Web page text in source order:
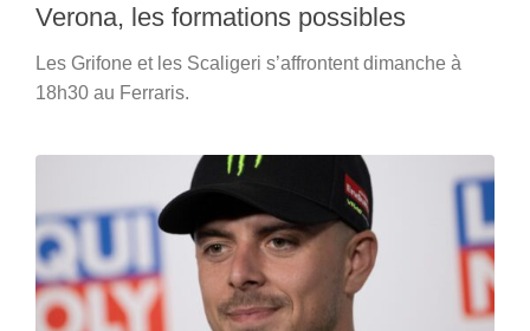
Verona, les formations possibles
Les Grifone et les Scaligeri s’affrontent dimanche à
18h30 au Ferraris.